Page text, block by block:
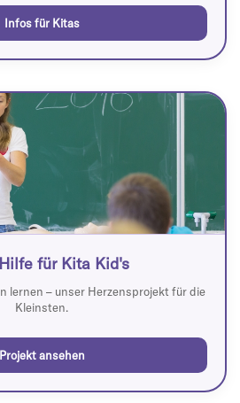
Infos für Kitas
für Kita Kid's
lernen – unser Herzensprojekt für die
Kleinsten.
Projekt ansehen